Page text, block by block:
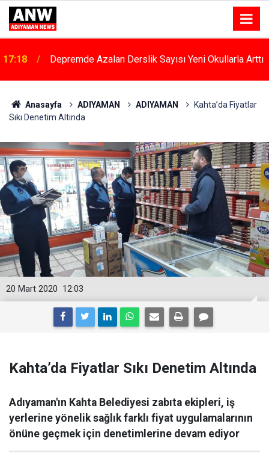
17:18 Depremde Azalan Derslik Sayısı Yeni Okullarla Arttı
Anasayfa ADIYAMAN ADIYAMAN
Kahta’da Fiyatlar
Sıkı Denetim Altında
12:03
20 Mart 2020
Kahta’da Fiyatlar Sıkı Denetim Altında
Adıyaman'ın Kahta Belediyesi zabıta ekipleri, iş
yerlerine yönelik sağlık farklı fiyat uygulamalarının
önüne geçmek için denetimlerine devam ediyor